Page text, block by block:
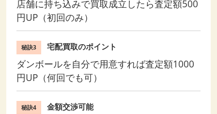
店舗に持ち込みで買取成立したら査定額500
円UP（初回のみ）
秘訣3 宅配買取のポイント
ダンボールを自分で用意すれば査定額1000
円UP（何回でも可）
秘訣4 金額交渉可能